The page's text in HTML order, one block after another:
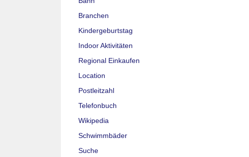
Branchen
Kindergeburtstag
Indoor Aktivitäten
Regional Einkaufen
Location
Postleitzahl
Telefonbuch
Wikipedia
Schwimmbäder
Suche